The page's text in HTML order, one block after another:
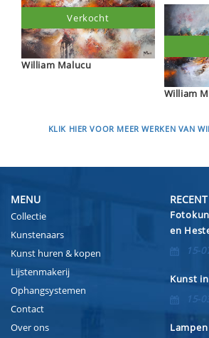
William Malucu
Verkocht
KLIK HIER VOOR MEER WERKEN VAN
MENU
Collectie
Kunstenaars
Kunst huren & kopen
Lijstenmakerij
Ophangsystemen
Contact
Over ons
en
15-
Kunst
15-
Lampen